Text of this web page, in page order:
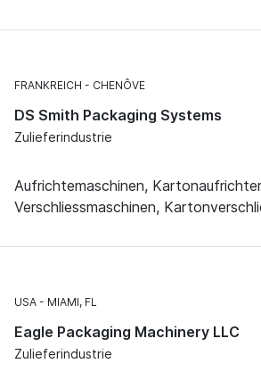
FRANKREICH CHENÔVE
DS Smith Packaging Systems
Zulieferindustrie
Aufrichtemaschinen, Kartonaufrichter
Verschliessmaschinen,
USA MIAMI, FL
Eagle Packaging Machinery LLC
Zulieferindustrie